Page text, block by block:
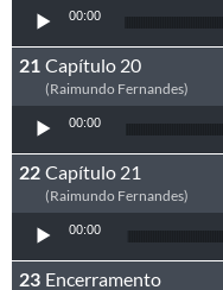
Tocador de áudio
00:00
Capítulo 20
(Raimundo Fernandes)
Tocador de áudio
00:00
Capítulo 21
(Raimundo Fernandes)
Tocador de áudio
00:00
Encerramento